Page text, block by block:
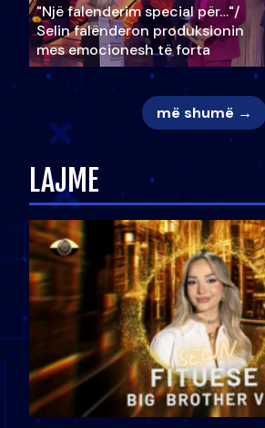
"Një falenderim special për…"/
Selin falënderon produksionin
mes emocionesh të forta
më shumë →
LAJME